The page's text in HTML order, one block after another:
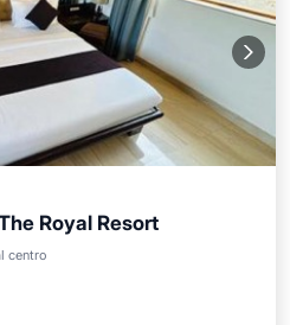
Royal Resort
centro